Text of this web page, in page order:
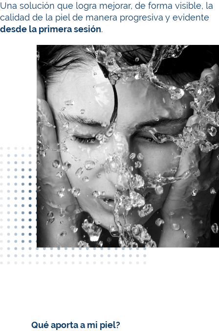
Una solución que logra mejorar, de forma visible, la
calidad de la piel de manera progresiva y evidente
desde la primera sesión.
Qué aporta a mi piel?